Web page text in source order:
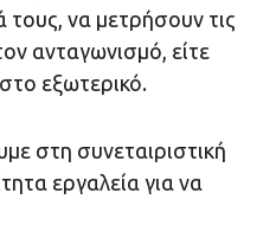
τους, να μετρήσουν τις
ανταγωνισμό, είτε
εξωτερικό.
στη συνεταιριστική
εργαλεία για να